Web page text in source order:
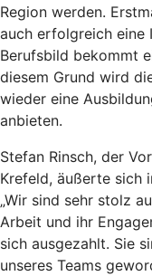
Region werden.
auch erfolgreich eine
Berufsbild bekommt
diesem Grund wird
wieder eine
anbieten.
Stefan Rinsch, der
Krefeld, äußerte sich
„Wir sind sehr stolz
Arbeit und ihr
sich ausgezahlt. Sie
unseres Teams